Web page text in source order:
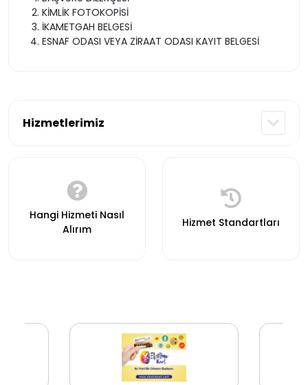
Hizmetlerimiz
Hangi Hizmeti Nasıl
Alırım
Hizmet Standartları
KİMLİK FOTOKOPİSİ
İKAMETGAH BELGESİ
ESNAF ODASI VEYA ZİRAAT ODASI KAYIT BELGESİ